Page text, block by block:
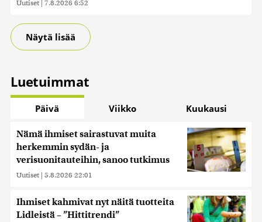
Uutiset | 7.8.2026 6:52
Näytä lisää
Luetuimmat
Päivä Viikko Kuukausi
Nämä ihmiset sairastuvat muita
herkemmin sydän- ja
verisuonitauteihin, sanoo tutkimus
Uutiset | 5.8.2026 22:01
Ihmiset kahmivat nyt näitä tuotteita
Lidleistä – ”Hittitrendi”